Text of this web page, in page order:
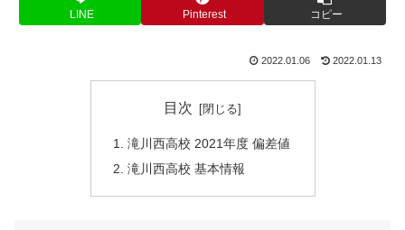
LINE Pinterest コピー
2022.01.06 2022.01.13
目次
滝川西高校 2021年度 偏差値
滝川西高校 基本情報